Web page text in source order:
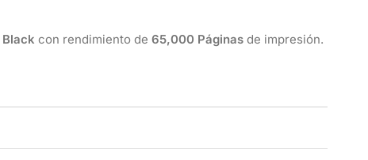
Black con rendimiento de 65,000 Páginas de impresión.